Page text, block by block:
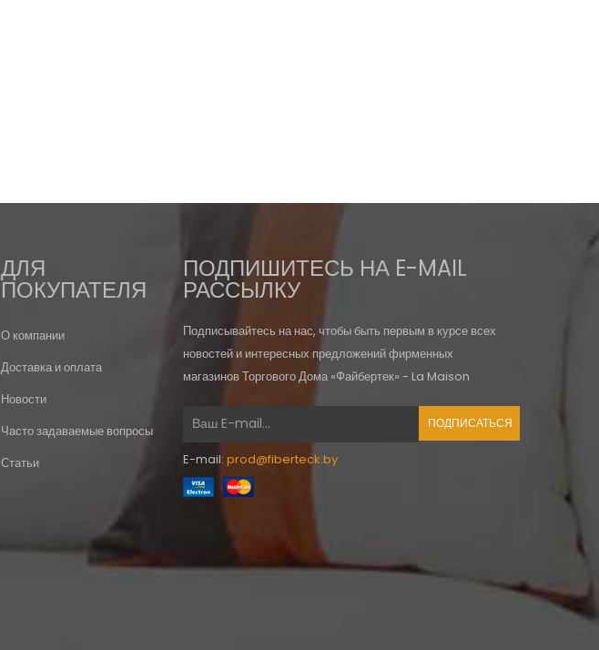
ДЛЯ
ПОКУПАТЕЛЯ
О компании
Доставка и оплата
Новости
Часто задаваемые вопросы
Статьи
ПОДПИШИТЕСЬ НА E-MAIL
РАССЫЛКУ
Подписывайтесь на нас, чтобы быть первым в курсе всех
новостей и интересных предложений фирменных
магазинов Торгового Дома «Файбертек» - La Maison
ПОДПИСАТЬСЯ
E-mail: prod@fiberteck.by